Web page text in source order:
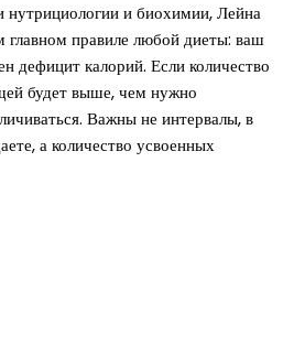
нутрициологии и биохимии, Лейна
правиле любой диеты: ваш
дефицит калорий. Если количество
будет выше, чем нужно
Важны не интервалы, в
а количество усвоенных